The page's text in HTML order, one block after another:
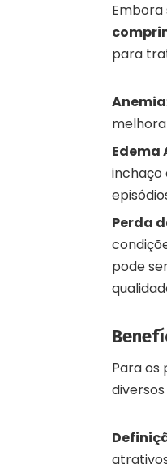
Embora
para
Anemia
Edema
inchaço
Perda
pode
Para os